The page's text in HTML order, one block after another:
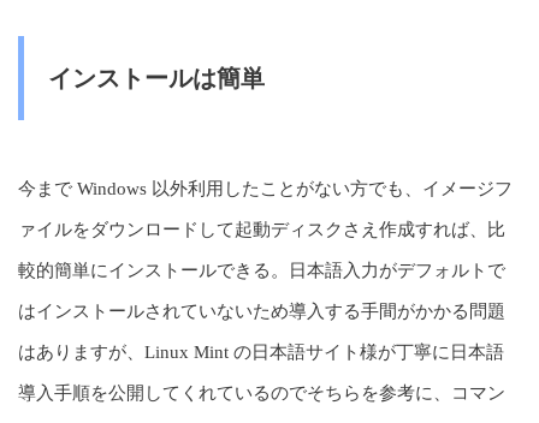
インストールは簡単
今まで Windows 以外利用したことがない方でも、イメージフ
ァイルをダウンロードして起動ディスクさえ作成すれば、比
較的簡単にインストールできる。日本語入力がデフォルトで
はインストールされていないため導入する手間がかかる問題
はありますが、Linux Mint の日本語サイト様が丁寧に日本語
導入手順を公開してくれているのでそちらを参考に、コマン